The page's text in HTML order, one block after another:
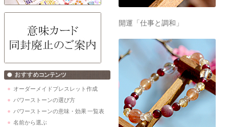
オーダーメイドブレスレット作成
パワーストーンの選び方
パワーストーンの意味・効果 一覧表
名前から選ぶ
開運「仕事と調和」